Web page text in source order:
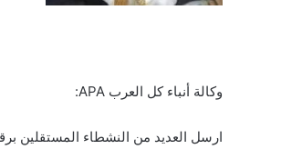
وكالة أنباء كل العرب APA:
ارسل العديد من النشطاء المستقلين